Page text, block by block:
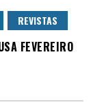
REVISTAS
FEVEREIRO